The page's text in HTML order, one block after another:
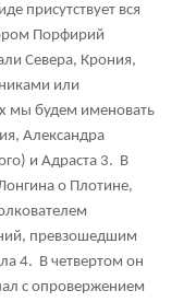
присутствует вся
Порфирий
Севера, Крония,
или
мы будем именовать
Александра
и Адраста 3. В
о Плотине,
превзошедшим
4. В четвертом он
с опровержением